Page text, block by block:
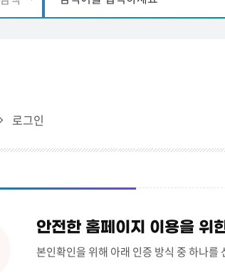
로그인
안전한 홈페이지 이용을 위
본인확인을 위해 아래 인증 방식 중 하나를